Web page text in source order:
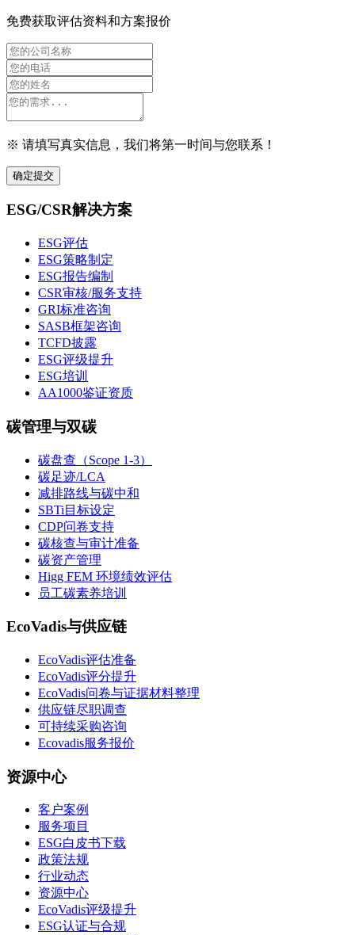
免费获取评估资料和方案报价
※ 请填写真实信息，我们将第一时间与您联系！
确定提交
ESG/CSR解决方案
ESG评估
ESG策略制定
ESG报告编制
CSR审核/服务支持
GRI标准咨询
SASB框架咨询
TCFD披露
ESG评级提升
ESG培训
AA1000鉴证资质
碳管理与双碳
碳盘查（Scope 1-3）
碳足迹/LCA
减排路线与碳中和
SBTi目标设定
CDP问卷支持
碳核查与审计准备
碳资产管理
Higg FEM 环境绩效评估
员工碳素养培训
EcoVadis与供应链
EcoVadis评估准备
EcoVadis评分提升
EcoVadis问卷与证据材料整理
供应链尽职调查
可持续采购咨询
Ecovadis服务报价
资源中心
客户案例
服务项目
ESG白皮书下载
政策法规
行业动态
资源中心
EcoVadis评级提升
ESG认证与合规